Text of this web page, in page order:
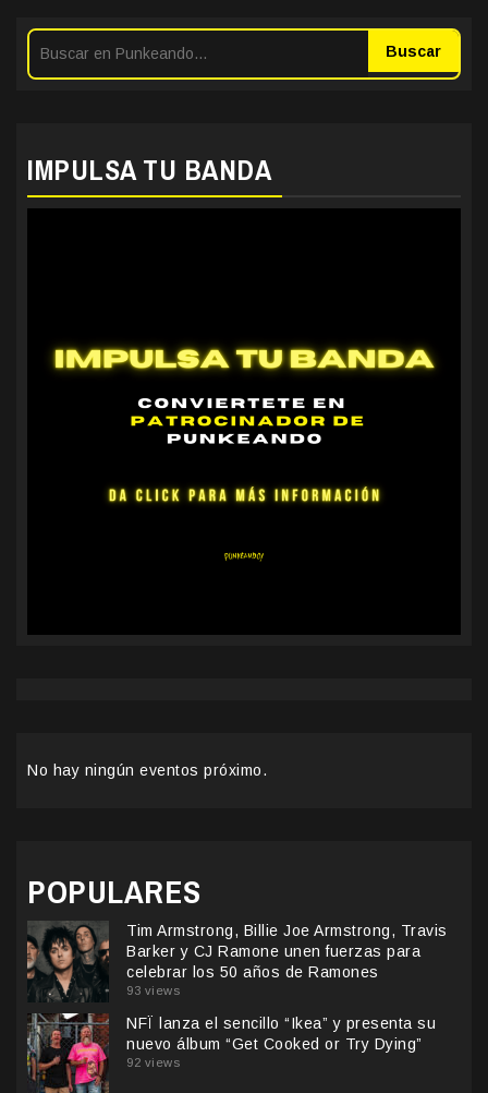
Buscar
IMPULSA TU BANDA
No hay ningún eventos próximo.
POPULARES
Tim Armstrong, Billie Joe Armstrong, Travis
Barker y CJ Ramone unen fuerzas para
celebrar los 50 años de Ramones
93 views
NFÏ lanza el sencillo “Ikea” y presenta su
nuevo álbum “Get Cooked or Try Dying”
92 views